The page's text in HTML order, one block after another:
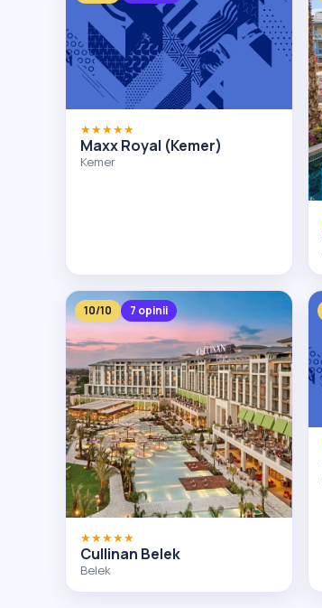
★★★★★
Maxx Royal (Kemer)
Kemer
10/10 7 opinii
★★★★★
Cullinan Belek
Belek